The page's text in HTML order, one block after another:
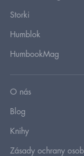
Storki
Humblok
HumbookMag
O nás
Blog
Knihy
Zásady ochrany